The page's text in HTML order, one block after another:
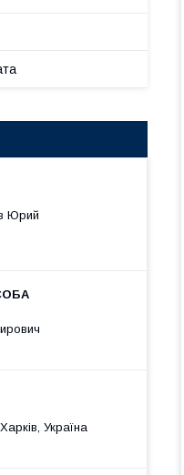
Юрий
Україна